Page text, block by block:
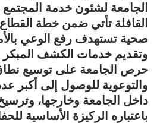
الجامعة لشئون خدمة المجتمع
القافلة تأتي ضمن خطة القطاع
صحية تستهدف رفع الوعي
وتقديم خدمات الكشف المبكر
حرص الجامعة على توسيع نطاق
والتوعوية للوصول إلى أكبر
داخل الجامعة وخارجها،
باعتباره الركيزة الأساسية